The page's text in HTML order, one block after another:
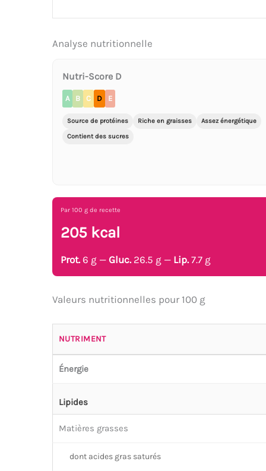
Analyse nutritionnelle
Nutri-Score D
A B C D E
Source de protéines Riche en graisses
Assez énergétique
Contient des sucres
Par 100 g de recette
205 kcal
Prot.6 g — Gluc.26.5 g — Lip.7.7 g
Valeurs nutritionnelles pour 100 g
NUTRIMENT
Énergie
Lipides
Matières grasses
dont acides gras saturés